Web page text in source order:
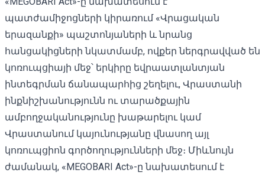
պատժամիջոցների կիրառում «Վրացական
երազանքի» պաշտոնյաների և նրանց
հանցակիցների նկատմամբ, ովքեր ներգրավված են
կոռուպցիայի մեջ՝ երկիրը եվրաատլանտյան
ինտեգրման ճանապարհից շեղելու, Վրաստանի
ինքնիշխանությունն ու տարածքային
ամբողջականությունը խաթարելու կամ
Վրաստանում կայունությանը վնասող այլ
կոռուպցիոն գործողությունների մեջ։ Միևնույն
ժամանակ, «MEGOBARI Act»-ը նախատեսում է